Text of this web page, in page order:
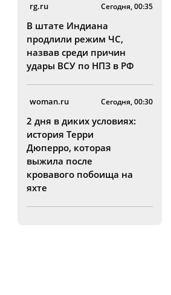
rg.ru Сегодня, 00:35
В штате Индиана
продлили режим ЧС,
назвав среди причин
удары ВСУ по НПЗ в РФ
woman.ru Сегодня, 00:30
2 дня в диких условиях:
история Терри
Дюперро, которая
выжила после
кровавого побоища на
яхте